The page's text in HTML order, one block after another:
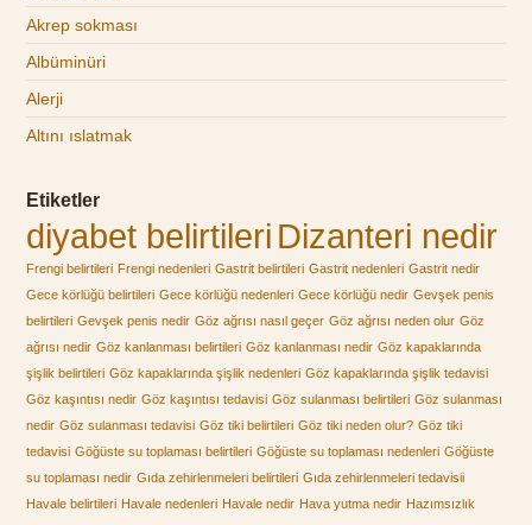
Akrep sokması
Albüminüri
Alerji
Altını ıslatmak
Etiketler
diyabet belirtileri Dizanteri nedir
Frengi belirtileri Frengi nedenleri Gastrit belirtileri Gastrit nedenleri Gastrit nedir
Gece körlüğü belirtileri Gece körlüğü nedenleri Gece körlüğü nedir Gevşek penis
belirtileri Gevşek penis nedir Göz ağrısı nasıl geçer Göz ağrısı neden olur Göz
ağrısı nedir Göz kanlanması belirtileri Göz kanlanması nedir Göz kapaklarında
şişlik belirtileri Göz kapaklarında şişlik nedenleri Göz kapaklarında şişlik tedavisi
Göz kaşıntısı nedir Göz kaşıntısı tedavisi Göz sulanması belirtileri Göz sulanması
nedir Göz sulanması tedavisi Göz tiki belirtileri Göz tiki neden olur? Göz tiki
tedavisi Göğüste su toplaması belirtileri Göğüste su toplaması nedenleri Göğüste
su toplaması nedir Gıda zehirlenmeleri belirtileri Gıda zehirlenmeleri tedavisii
Havale belirtileri Havale nedenleri Havale nedir Hava yutma nedir Hazımsızlık